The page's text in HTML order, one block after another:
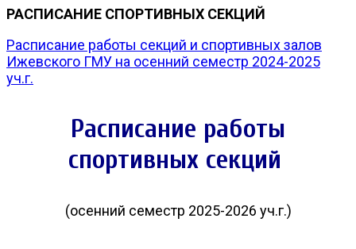
РАСПИСАНИЕ СПОРТИВНЫХ СЕКЦИЙ
Расписание работы секций и спортивных залов
Ижевского ГМУ на осенний семестр 2024-2025
уч.г.
Расписание работы
спортивных секций
(осенний семестр 2025-2026 уч.г.)